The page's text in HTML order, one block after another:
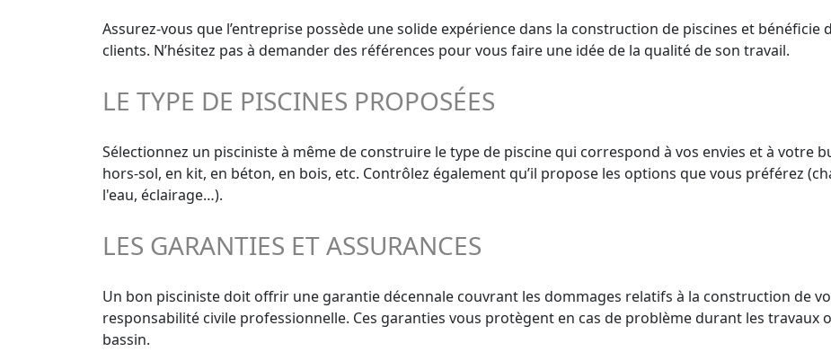
Assurez-vous que l’entreprise possède une solide expérience dans la construction de piscines et
clients. N’hésitez pas à demander des références pour vous faire une idée de la qualité de son travail.
LE TYPE DE PISCINES PROPOSÉES
Sélectionnez un pisciniste à même de construire le type de piscine qui correspond à vos envies et à votre
hors-sol, en kit, en béton, en bois, etc. Contrôlez également qu’il propose les options que vous préférez
l'eau, éclairage…).
LES GARANTIES ET ASSURANCES
Un bon pisciniste doit offrir une garantie décennale couvrant les dommages relatifs à la construction de
responsabilité civile professionnelle. Ces garanties vous protègent en cas de problème durant les travaux
bassin.